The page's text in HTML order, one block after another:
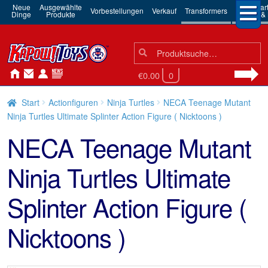
Neue
Dinge
Ausgewählte
Produkte Vorbestellungen Verkauf Transformers 3rd
Robots
Suchen
nach:
Suche
€0.00 0
Start Actionfiguren Ninja Turtles
NECA Teenage Mutant
Ninja Turtles Ultimate Splinter Action Figure ( Nicktoons )
NECA Teenage Mutant
Ninja Turtles Ultimate
Splinter Action Figure (
Nicktoons )